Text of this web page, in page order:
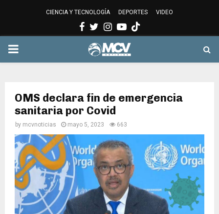
CIENCIA Y TECNOLOGÍA DEPORTES VIDEO
Facebook
Twitter
Instagram
Youtube
PRIMARY
OMS declara fin de emergencia
sanitaria por Covid
by mcvnoticias mayo 5, 2023 663